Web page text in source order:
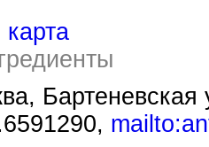
карта
Бартеневская